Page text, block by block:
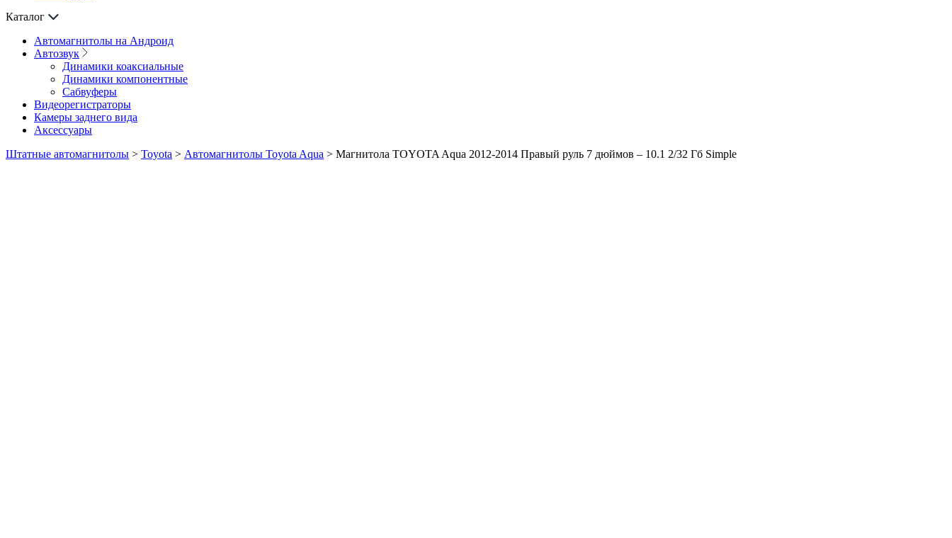
Каталог
Автомагнитолы на Андроид
Автозвук
Динамики коаксиальные
Динамики компонентные
Сабвуферы
Видеорегистраторы
Камеры заднего вида
Аксессуары
Штатные автомагнитолы > Toyota > Автомагнитолы Toyota Aqua > Магнитола TOYOTA Aqua 2012-2014 Правый руль 7 дюймов – 10.1 2/32 Гб Simple